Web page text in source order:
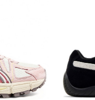
незначительные
(в том числе, но не
этикеток, бирок, их
принты, цвет
могут отличаться от
может